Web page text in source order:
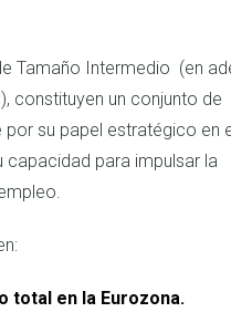
Tamaño Intermedio (en
constituyen un conjunto de
por su papel estratégico en
para impulsar la
total en la Eurozona.